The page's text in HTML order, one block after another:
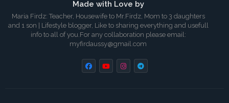
Made with Love by
Maria Firdz: Teacher, Housewife to Mr.Firdz, Mom to 3 daughters
and 1 son | Lifestyle blogger, Like to sharing everything and usefull
info to all of you.For any collaboration please email:
myfirdaussy@gmail.com